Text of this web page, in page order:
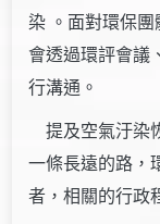
染 。面對環保
會透過環評會議
行溝通。
提及空氣汙染
一條長遠的路，
者，相關的行政